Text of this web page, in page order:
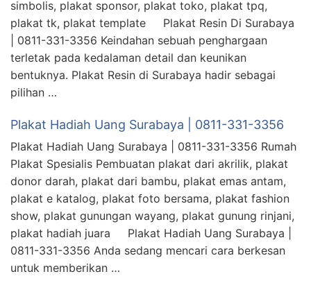
simbolis, plakat sponsor, plakat toko, plakat tpq,
plakat tk, plakat template Plakat Resin Di Surabaya
| 0811-331-3356 Keindahan sebuah penghargaan
terletak pada kedalaman detail dan keunikan
bentuknya. Plakat Resin di Surabaya hadir sebagai
pilihan …
Plakat Hadiah Uang Surabaya | 0811-331-3356
Plakat Hadiah Uang Surabaya | 0811-331-3356 Rumah
Plakat Spesialis Pembuatan plakat dari akrilik, plakat
donor darah, plakat dari bambu, plakat emas antam,
plakat e katalog, plakat foto bersama, plakat fashion
show, plakat gunungan wayang, plakat gunung rinjani,
plakat hadiah juara Plakat Hadiah Uang Surabaya |
0811-331-3356 Anda sedang mencari cara berkesan
untuk memberikan …